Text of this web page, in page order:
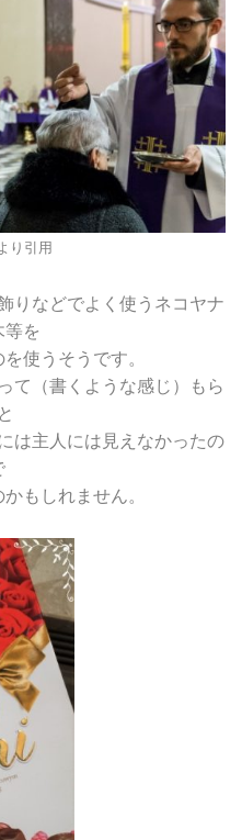
り引用
りなどでよく使うネコヤナ
等を
使うそうです。
て（書くような感じ）もら
は主人には見えなかったの
もしれません。